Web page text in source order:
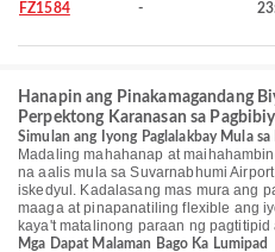
FZ1584 -
Hanapin ang Pinakamagandang
Perpektong Karanasan sa
Simulan ang Iyong Paglalakbay Mula sa
Madaling mahahanap at
na aalis mula sa Suvarnabhumi
iskedyul. Kadalasang mas mura ang
maaga at pinapanatiling flexible ang
kaya't matalinong paraan ng
Mga Dapat Malaman Bago Ka Lumipad